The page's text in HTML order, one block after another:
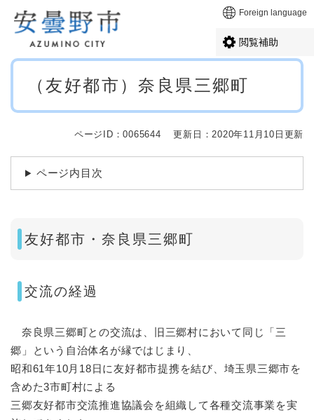
メニューを飛ばして本文へ Foreign language
閲覧補助
本
（友好都市）奈良県三郷町
ページID：0065644 更新日：2020年11月10日更新
ページ内目次
友好都市・奈良県三郷町
交流の経過
奈良県三郷町との交流は、旧三郷村において同じ「三
郷」という自治体名が縁ではじまり、
昭和61年10月18日に友好都市提携を結び、埼玉県三郷市を
含めた3市町村による
三郷友好都市交流推進協議会を組織して各種交流事業を実